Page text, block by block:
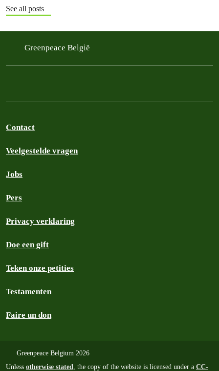
See all posts
Greenpeace België
Contact
Veelgestelde vragen
Jobs
Pers
Privacy verklaring
Doe een gift
Teken onze petities
Testamenten
Faire un don
Greenpeace Belgium 2026
Unless otherwise stated , the copy of the website is licensed under a CC-